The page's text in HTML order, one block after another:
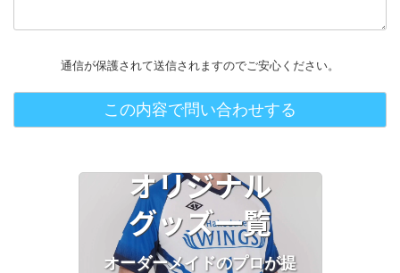
通信が保護されて送信されますのでご安心ください。
オリジナル
グッズ一覧
オーダーメイドのプロが提